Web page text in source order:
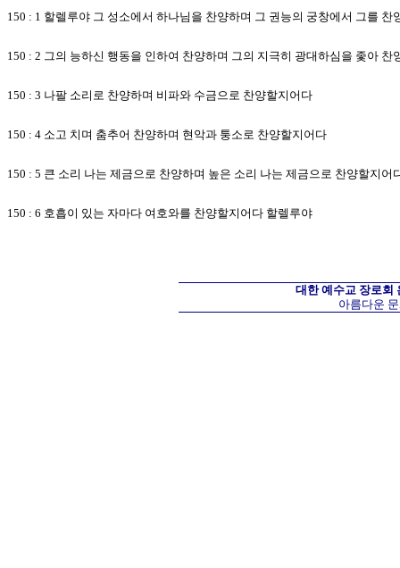
150 : 1 할렐루야 그 성소에서 하나님을 찬양하며 그 권능의 궁창에서 그를 찬
150 : 2 그의 능하신 행동을 인하여 찬양하며 그의 지극히 광대하심을 좇아 찬
150 : 3 나팔 소리로 찬양하며 비파와 수금으로 찬양할지어다
150 : 4 소고 치며 춤추어 찬양하며 현악과 퉁소로 찬양할지어다
150 : 5 큰 소리 나는 제금으로 찬양하며 높은 소리 나는 제금으로 찬양할지어
150 : 6 호흡이 있는 자마다 여호와를 찬양할지어다 할렐루야
대한 예수교 장로회
아름다운